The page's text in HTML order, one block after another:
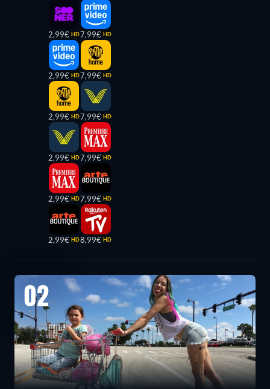
2,99€ HD
2,99€ HD
2,99€ HD
2,99€ HD
2,99€ HD
2,99€ HD
7,99€ HD
7,99€ HD
7,99€ HD
7,99€ HD
7,99€ HD
8,99€ HD
02